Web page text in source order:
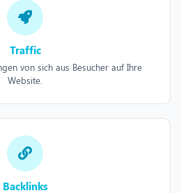
Traffic
von sich aus Besucher auf Ihre
Website.
Backlinks